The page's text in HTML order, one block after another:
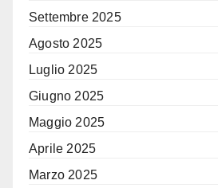
Settembre 2025
Agosto 2025
Luglio 2025
Giugno 2025
Maggio 2025
Aprile 2025
Marzo 2025